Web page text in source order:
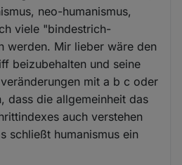
neo-humanismus,
viele "bindestrich-
werden. Mir lieber wäre den
beizubehalten und seine
mit a b c oder
dass die allgemeinheit das
auch verstehen
schließt humanismus ein